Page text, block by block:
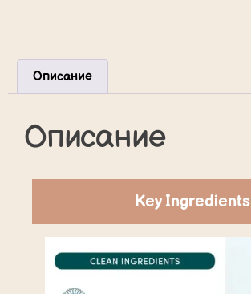
Описание
Описание
Key Ingredients